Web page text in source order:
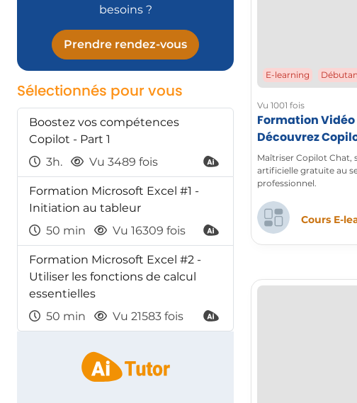
besoins ?
Prendre rendez-vous
Sélectionnés pour vous
Boostez vos compétences
Copilot - Part 1
3h.
Vu 3489 fois
Formation Microsoft Excel #1 -
Initiation au tableur
50 min
Vu 16309 fois
Formation Microsoft Excel #2 -
Utiliser les fonctions de calcul
essentielles
50 min
Vu 21583 fois
E-learning
Vu 1001 fois
Formation
Découvrez
licence
Maîtriser Copilot Chat,
artificielle gratuite au
professionnel.
Cours E-